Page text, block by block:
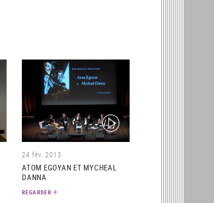
(video)
24 fév. 2013
ATOM EGOYAN ET MYCHEAL
DANNA
REGARDER